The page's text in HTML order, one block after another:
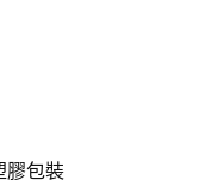
膠包裝